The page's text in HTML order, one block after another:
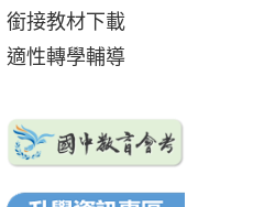
銜接教材下載
適性轉學輔導